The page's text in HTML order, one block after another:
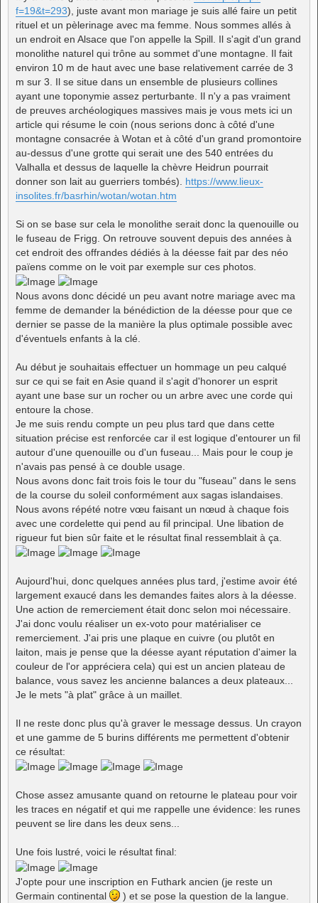
f=19&t=293), juste avant mon mariage je suis allé faire un petit
rituel et un pèlerinage avec ma femme. Nous sommes allés à
un endroit en Alsace que l'on appelle la Spill. Il s'agit d'un grand
monolithe naturel qui trône au sommet d'une montagne. Il fait
environ 10 m de haut avec une base relativement carrée de 3
m sur 3. Il se situe dans un ensemble de plusieurs collines
ayant une toponymie assez perturbante. Il n'y a pas vraiment
de preuves archéologiques massives mais je vous mets ici un
article qui résume le coin (nous serions donc à côté d'une
montagne consacrée à Wotan et à côté d'un grand promontoire
au-dessus d'une grotte qui serait une des 540 entrées du
Valhalla et dessus de laquelle la chèvre Heidrun pourrait
donner son lait au guerriers tombés). https://www.lieux-
insolites.fr/basrhin/wotan/wotan.htm
Si on se base sur cela le monolithe serait donc la quenouille ou
le fuseau de Frigg. On retrouve souvent depuis des années à
cet endroit des offrandes dédiés à la déesse fait par des néo
païens comme on le voit par exemple sur ces photos.
Nous avons donc décidé un peu avant notre mariage avec ma
femme de demander la bénédiction de la déesse pour que ce
dernier se passe de la manière la plus optimale possible avec
d'éventuels enfants à la clé.
Au début je souhaitais effectuer un hommage un peu calqué
sur ce qui se fait en Asie quand il s'agit d'honorer un esprit
ayant une base sur un rocher ou un arbre avec une corde qui
entoure la chose.
Je me suis rendu compte un peu plus tard que dans cette
situation précise est renforcée car il est logique d'entourer un fil
autour d'une quenouille ou d'un fuseau... Mais pour le coup je
n'avais pas pensé à ce double usage.
Nous avons donc fait trois fois le tour du "fuseau" dans le sens
de la course du soleil conformément aux sagas islandaises.
Nous avons répété notre vœu faisant un nœud à chaque fois
avec une cordelette qui pend au fil principal. Une libation de
rigueur fut bien sûr faite et le résultat final ressemblait à ça.
Aujourd'hui, donc quelques années plus tard, j'estime avoir été
largement exaucé dans les demandes faites alors à la déesse.
Une action de remerciement était donc selon moi nécessaire.
J'ai donc voulu réaliser un ex-voto pour matérialiser ce
remerciement. J'ai pris une plaque en cuivre (ou plutôt en
laiton, mais je pense que la déesse ayant réputation d'aimer la
couleur de l'or appréciera cela) qui est un ancien plateau de
balance, vous savez les ancienne balances a deux plateaux...
Je le mets "à plat" grâce à un maillet.
Il ne reste donc plus qu'à graver le message dessus. Un crayon
et une gamme de 5 burins différents me permettent d'obtenir
ce résultat:
Chose assez amusante quand on retourne le plateau pour voir
les traces en négatif et qui me rappelle une évidence: les runes
peuvent se lire dans les deux sens...
Une fois lustré, voici le résultat final:
J'opte pour une inscription en Futhark ancien (je reste un
Germain continental
) et se pose la question de la langue.